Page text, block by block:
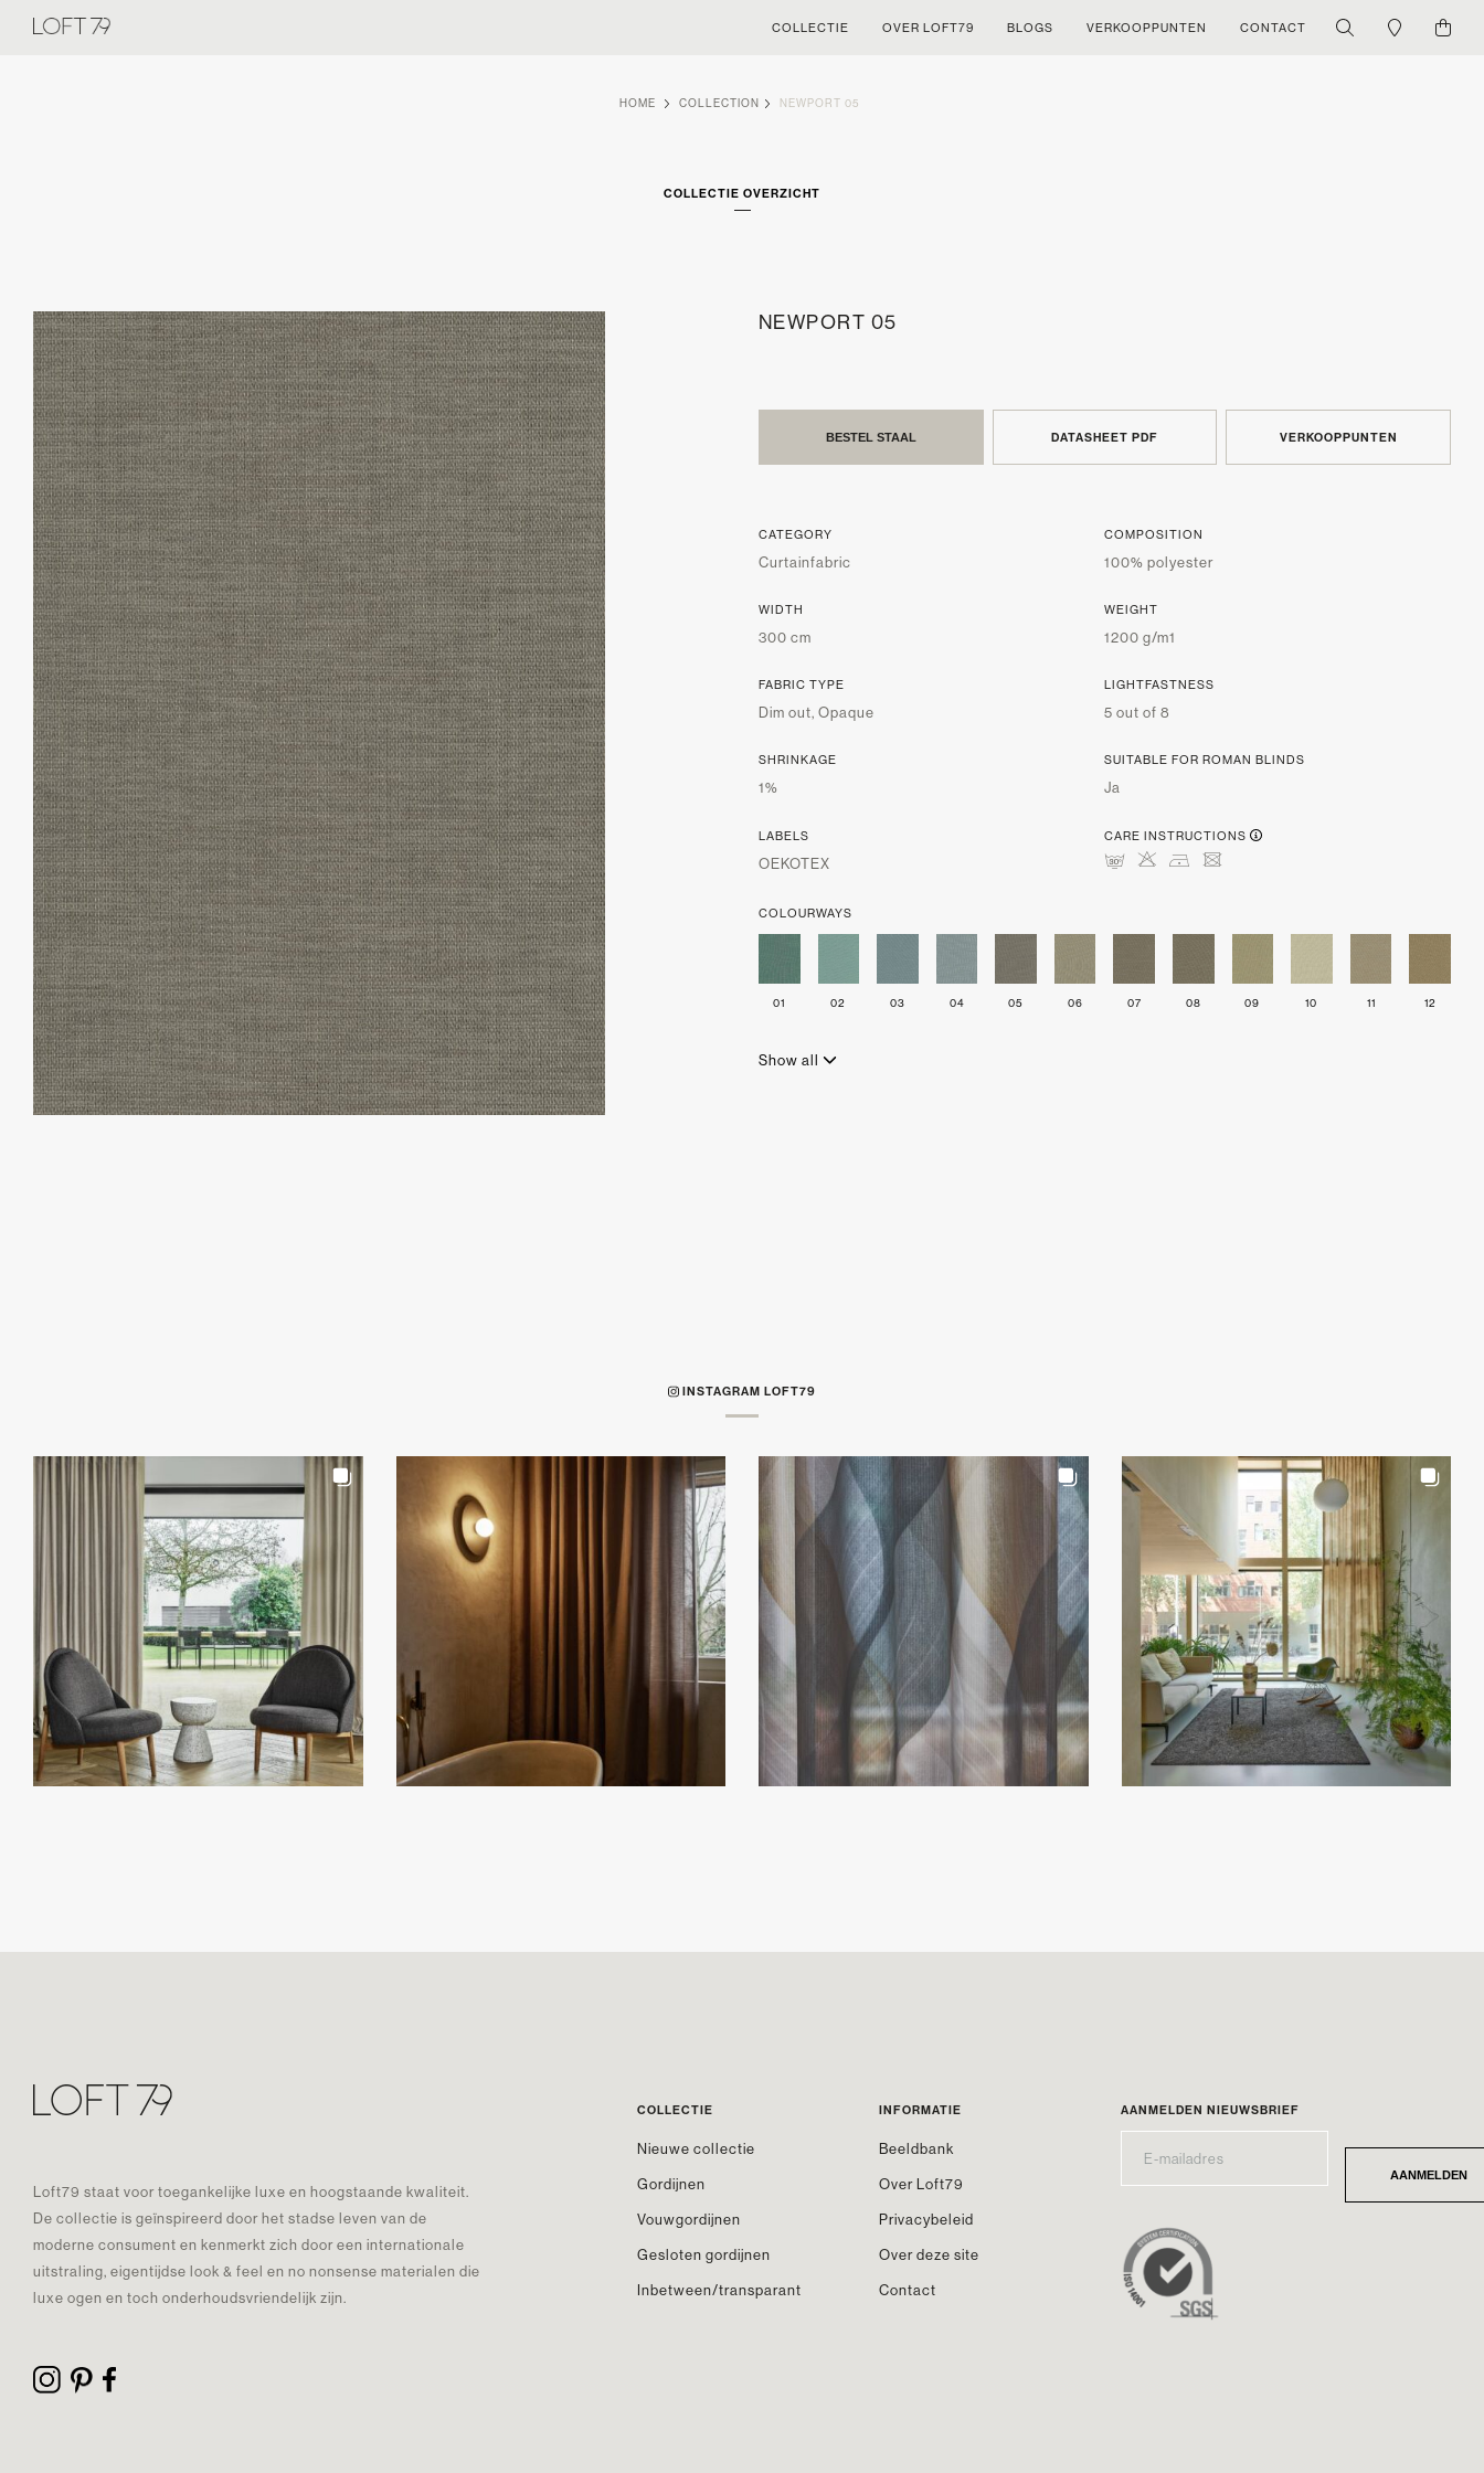
COLLECTIE OVER LOFT79 BLOGS VERKOOPPUNTEN CONTACT
HOME COLLECTION NEWPORT 05
COLLECTIE OVERZICHT
NEWPORT 05
BESTEL STAAL DATASHEET PDF VERKOOPPUNTEN
CATEGORY
Curtainfabric
COMPOSITION
100% polyester
WIDTH
300 cm
WEIGHT
1200 g/m1
FABRIC TYPE
Dim out, Opaque
LIGHTFASTNESS
5 out of 8
SHRINKAGE
1%
SUITABLE FOR ROMAN BLINDS
Ja
LABELS
OEKOTEX
CARE INSTRUCTIONS
mHDU
COLOURWAYS
01 02 03 04 05 06 07 08 09 10 11 12
Show all
INSTAGRAM LOFT79
Loft79 staat voor toegankelijke luxe en hoogstaande kwaliteit.
De collectie is geïnspireerd door het stadse leven van de
moderne consument en kenmerkt zich door een internationale
uitstraling, eigentijdse look & feel en no nonsense materialen die
luxe ogen en toch onderhoudsvriendelijk zijn.
COLLECTIE
Nieuwe collectie
Gordijnen
Vouwgordijnen
Gesloten gordijnen
Inbetween/transparant
INFORMATIE
Beeldbank
Over Loft79
Privacybeleid
Over deze site
Contact
AANMELDEN NIEUWSBRIEF
* AANMELDEN